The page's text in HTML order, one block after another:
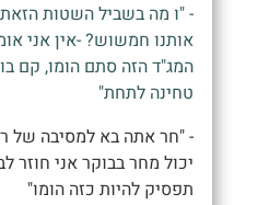
- "ו מה בשביל השטות
אותנו חמשוש? -אין אני
המג"ד הזה סתם הומו, קם
טחינה לתחת"
- "חר אתה בא למסיבה של
יכול מחר בבוקר אני חוזר
תפסיק להיות כזה הומו"